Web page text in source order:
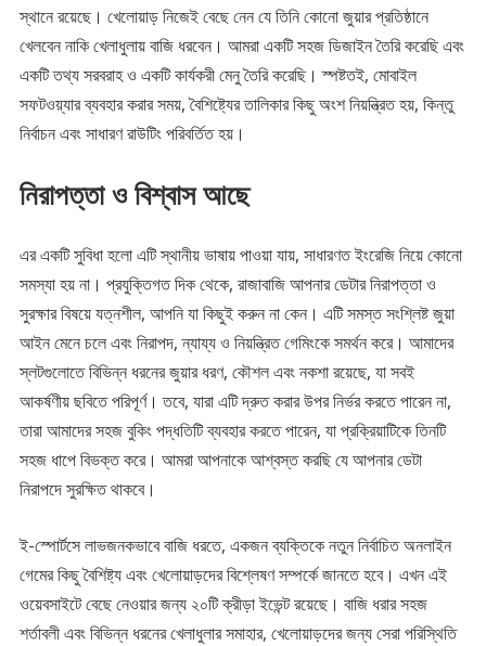
স্থানে রয়েছে। খেলোয়াড় নিজেই বেছে নেন যে তিনি কোনো জুয়ার প্রতিষ্ঠানে
খেলবেন নাকি খেলাধুলায় বাজি ধরবেন। আমরা একটি সহজ ডিজাইন তৈরি করেছি এবং
একটি তথ্য সরবরাহ ও একটি কার্যকরী মেনু তৈরি করেছি। স্পষ্টতই, মোবাইল
সফটওয়্যার ব্যবহার করার সময়, বৈশিষ্ট্যের তালিকার কিছু অংশ নিয়ন্ত্রিত হয়, কিন্তু
নির্বাচন এবং সাধারণ রাউটিং পরিবর্তিত হয়।
নিরাপত্তা ও বিশ্বাস আছে
এর একটি সুবিধা হলো এটি স্থানীয় ভাষায় পাওয়া যায়, সাধারণত ইংরেজি নিয়ে কোনো
সমস্যা হয় না। প্রযুক্তিগত দিক থেকে, রাজাবাজি আপনার ডেটার নিরাপত্তা ও
সুরক্ষার বিষয়ে যত্নশীল, আপনি যা কিছুই করুন না কেন। এটি সমস্ত সংশ্লিষ্ট জুয়া
আইন মেনে চলে এবং নিরাপদ, ন্যায্য ও নিয়ন্ত্রিত গেমিংকে সমর্থন করে। আমাদের
স্লটগুলোতে বিভিন্ন ধরনের জুয়ার ধরণ, কৌশল এবং নকশা রয়েছে, যা সবই
আকর্ষণীয় ছবিতে পরিপূর্ণ। তবে, যারা এটি দ্রুত করার উপর নির্ভর করতে পারেন না,
তারা আমাদের সহজ বুকিং পদ্ধতিটি ব্যবহার করতে পারেন, যা প্রক্রিয়াটিকে তিনটি
সহজ ধাপে বিভক্ত করে। আমরা আপনাকে আশ্বস্ত করছি যে আপনার ডেটা
নিরাপদে সুরক্ষিত থাকবে।
ই-স্পোর্টসে লাভজনকভাবে বাজি ধরতে, একজন ব্যক্তিকে নতুন নির্বাচিত অনলাইন
গেমের কিছু বৈশিষ্ট্য এবং খেলোয়াড়দের বিশ্লেষণ সম্পর্কে জানতে হবে। এখন এই
ওয়েবসাইটে বেছে নেওয়ার জন্য ২০টি ক্রীড়া ইভেন্ট রয়েছে। বাজি ধরার সহজ
শর্তাবলী এবং বিভিন্ন ধরনের খেলাধুলার সমাহার, খেলোয়াড়দের জন্য সেরা পরিস্থিতি